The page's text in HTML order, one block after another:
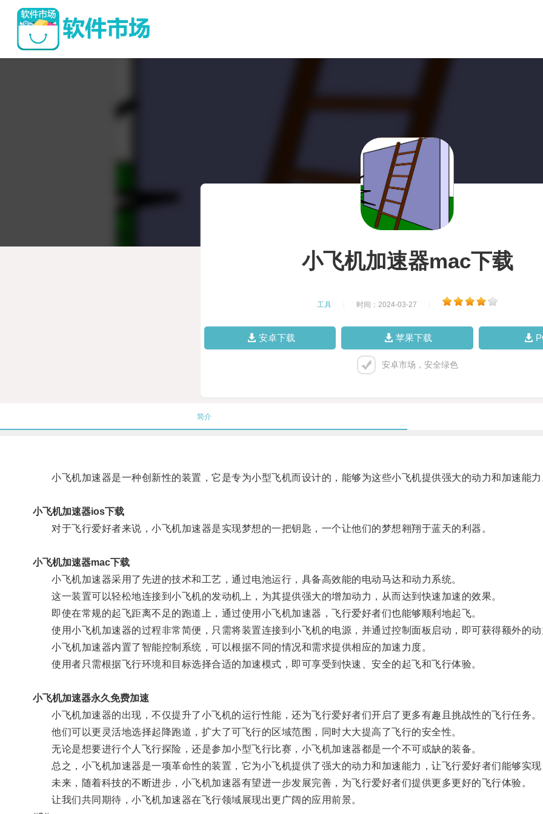
小飞机加速器mac下载
工具 时间：2024-03-27
安卓下载 苹果下载
安卓市场，安全绿色
简介
小飞机加速器是一种创新性的装置，它是专为小型飞机而设计的，能够为这些小飞机提供强大的动力和加速能力
小飞机加速器ios下载
对于飞行爱好者来说，小飞机加速器是实现梦想的一把钥匙，一个让他们的梦想翱翔于蓝天的利器。
小飞机加速器mac下载
小飞机加速器采用了先进的技术和工艺，通过电池运行，具备高效能的电动马达和动力系统。
这一装置可以轻松地连接到小飞机的发动机上，为其提供强大的增加动力，从而达到快速加速的效果。
即使在常规的起飞距离不足的跑道上，通过使用小飞机加速器，飞行爱好者们也能够顺利地起飞。
使用小飞机加速器的过程非常简便，只需将装置连接到小飞机的电源，并通过控制面板启动，即可获得额外的动
小飞机加速器内置了智能控制系统，可以根据不同的情况和需求提供相应的加速力度。
使用者只需根据飞行环境和目标选择合适的加速模式，即可享受到快速、安全的起飞和飞行体验。
小飞机加速器永久免费加速
小飞机加速器的出现，不仅提升了小飞机的运行性能，还为飞行爱好者们开启了更多有趣且挑战性的飞行任务。
他们可以更灵活地选择起降跑道，扩大了可飞行的区域范围，同时大大提高了飞行的安全性。
无论是想要进行个人飞行探险，还是参加小型飞行比赛，小飞机加速器都是一个不可或缺的装备。
总之，小飞机加速器是一项革命性的装置，它为小飞机提供了强大的动力和加速能力，让飞行爱好者们能够实现
未来，随着科技的不断进步，小飞机加速器有望进一步发展完善，为飞行爱好者们提供更多更好的飞行体验。
让我们共同期待，小飞机加速器在飞行领域展现出更广阔的应用前景。